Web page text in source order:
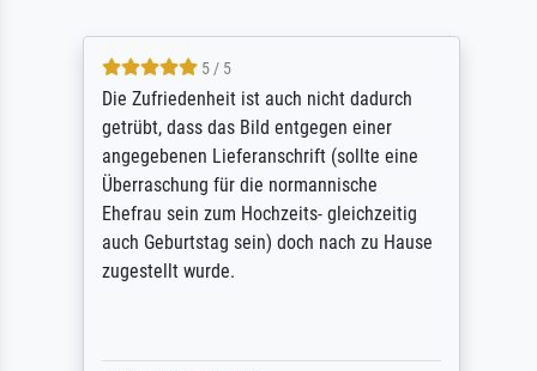
5 / 5
Die Zufriedenheit ist auch nicht dadurch
getrübt, dass das Bild entgegen einer
angegebenen Lieferanschrift (sollte eine
Überraschung für die normannische
Ehefrau sein zum Hochzeits- gleichzeitig
auch Geburtstag sein) doch nach zu Hause
zugestellt wurde.